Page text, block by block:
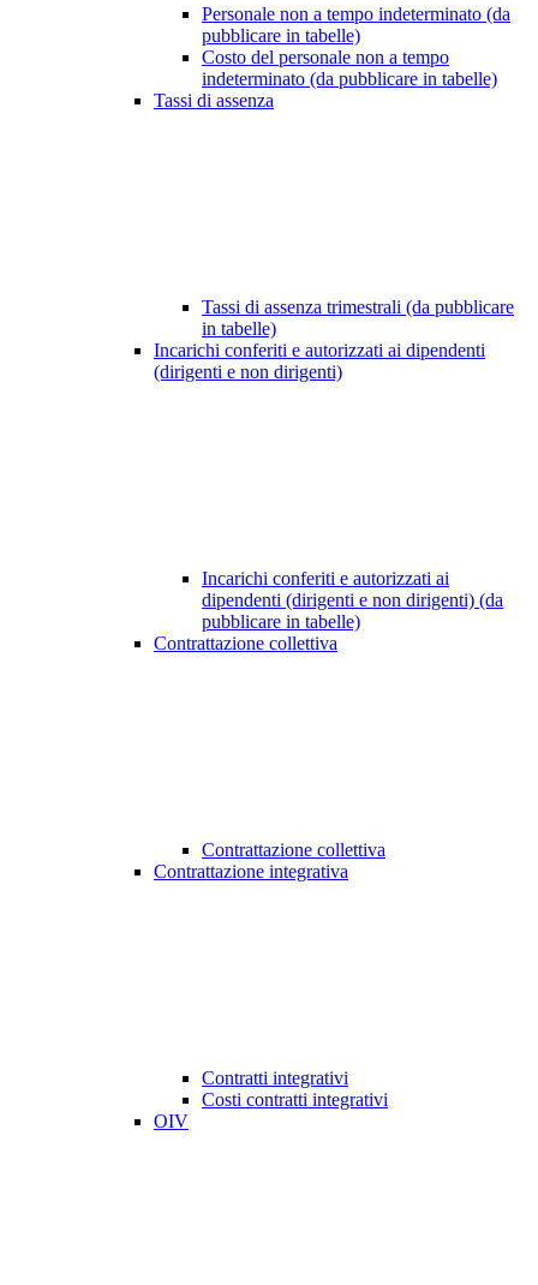
Personale non a tempo indeterminato (da
pubblicare in tabelle)
Costo del personale non a tempo
indeterminato (da pubblicare in tabelle)
Tassi di assenza
Tassi di assenza trimestrali (da pubblicare
in tabelle)
Incarichi conferiti e autorizzati ai dipendenti
(dirigenti e non dirigenti)
Incarichi conferiti e autorizzati ai
dipendenti (dirigenti e non dirigenti) (da
pubblicare in tabelle)
Contrattazione collettiva
Contrattazione collettiva
Contrattazione integrativa
Contratti integrativi
Costi contratti integrativi
OIV